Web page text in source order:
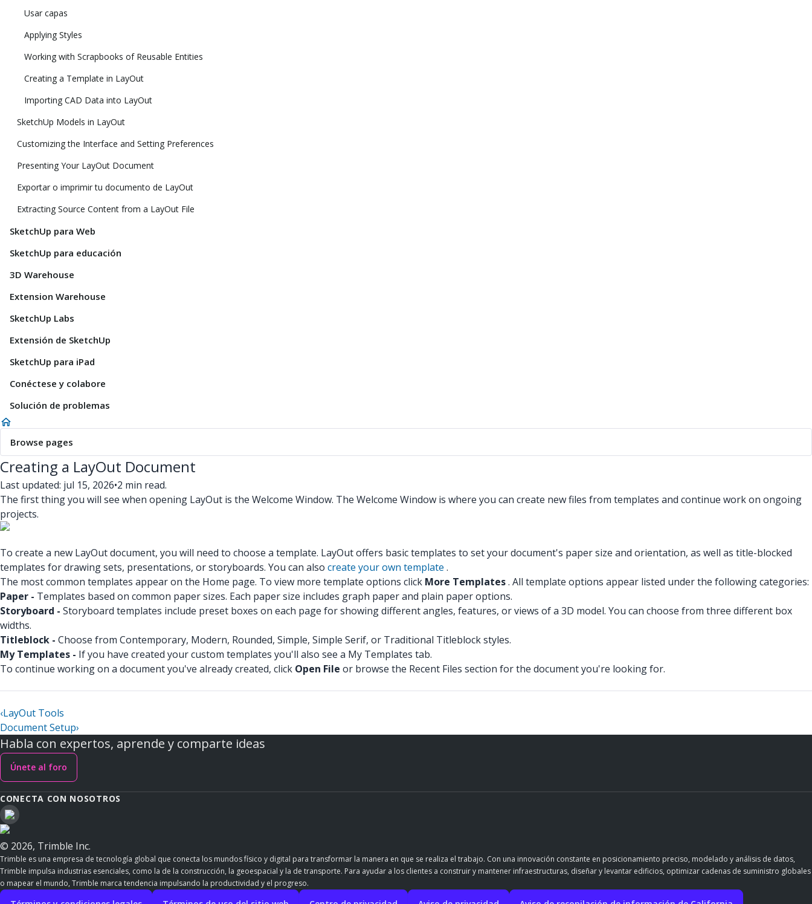
Usar capas
Applying Styles
Working with Scrapbooks of Reusable Entities
Creating a Template in LayOut
Importing CAD Data into LayOut
SketchUp Models in LayOut
Customizing the Interface and Setting Preferences
Presenting Your LayOut Document
Exportar o imprimir tu documento de LayOut
Extracting Source Content from a LayOut File
SketchUp para Web
SketchUp para educación
3D Warehouse
Extension Warehouse
SketchUp Labs
Extensión de SketchUp
SketchUp para iPad
Conéctese y colabore
Solución de problemas
Browse pages
Creating a LayOut Document
Last updated: jul 15, 2026•2 min read.
The first thing you will see when opening LayOut is the Welcome Window. The Welcome Window is where you can create new files from templates and continue work on ongoing
projects.
To create a new LayOut document, you will need to choose a template. LayOut offers basic templates to set your document's paper size and orientation, as well as title-blocked
templates for drawing sets, presentations, or storyboards. You can also create your own template .
The most common templates appear on the Home page. To view more template options click More Templates. All template options appear listed under the following categories:
Paper - Templates based on common paper sizes. Each paper size includes graph paper and plain paper options.
Storyboard - Storyboard templates include preset boxes on each page for showing different angles, features, or views of a 3D model. You can choose from three different box
widths.
Titleblock - Choose from Contemporary, Modern, Rounded, Simple, Simple Serif, or Traditional Titleblock styles.
My Templates - If you have created your custom templates you'll also see a My Templates tab.
To continue working on a document you've already created, click Open File or browse the Recent Files section for the document you're looking for.
‹LayOut Tools
Document Setup›
Habla con expertos, aprende y comparte ideas
Únete al foro
CONECTA CON NOSOTROS
© 2026, Trimble Inc.
Trimble es una empresa de tecnología global que conecta los mundos físico y digital para transformar la manera en que se realiza el trabajo. Con una innovación constante en posicionamiento preciso, modelado y análisis de datos,
Trimble impulsa industrias esenciales, como la de la construcción, la geoespacial y la de transporte. Para ayudar a los clientes a construir y mantener infraestructuras, diseñar y levantar edificios, optimizar cadenas de suministro globales
o mapear el mundo, Trimble marca tendencia impulsando la productividad y el progreso.